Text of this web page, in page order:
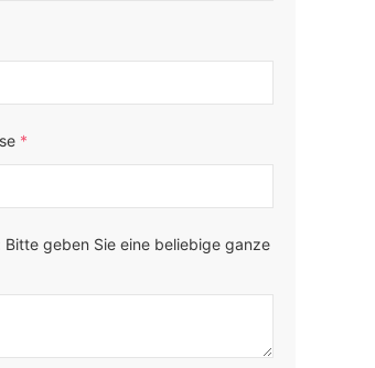
*
Bitte geben Sie eine beliebige ganze